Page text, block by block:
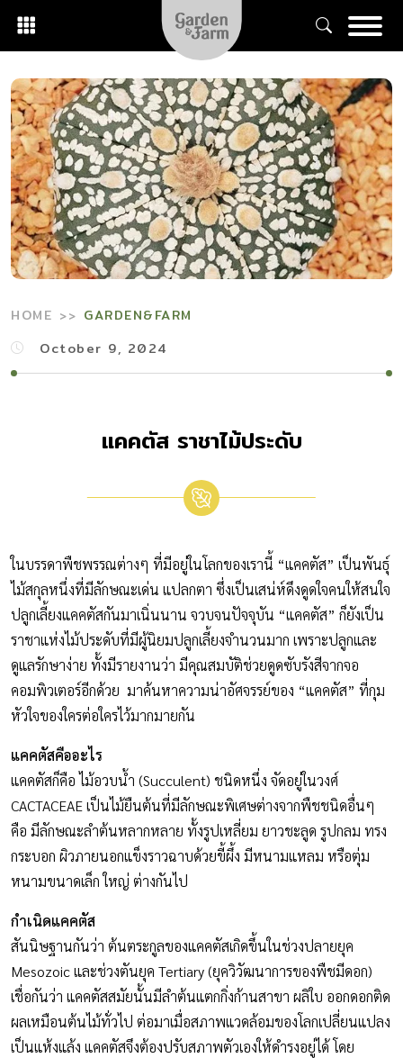
content
HOME
GARDEN&FARM
October 9, 2024
แคคตัส ราชาไม้ประดับ
ในบรรดาพืชพรรณต่างๆ ที่มีอยู่ในโลกของเรานี้ “แคคตัส” เป็นพันธุ์
ไม้สกุลหนึ่งที่มีลักษณะเด่น แปลกตา ซึ่งเป็นเสน่ห์ดึงดูดใจคนให้สนใจ
ปลูกเลี้ยงแคคตัสกันมาเนิ่นนาน จวบจนปัจจุบัน “แคคตัส” ก็ยังเป็น
ราชาแห่งไม้ประดับที่มีผู้นิยมปลูกเลี้ยงจำนวนมาก เพราะปลูกและ
ดูแลรักษาง่าย ทั้งมีรายงานว่า มีคุณสมบัติช่วยดูดซับรังสีจากจอ
คอมพิวเตอร์อีกด้วย มาค้นหาความน่าอัศจรรย์ของ “แคคตัส” ที่กุม
หัวใจของใครต่อใครไว้มากมายกัน
แคคตัสคืออะไร
แคคตัสก็คือ ไม้อวบน้ำ (Succulent) ชนิดหนึ่ง จัดอยู่ในวงศ์
CACTACEAE เป็นไม้ยืนต้นที่มีลักษณะพิเศษต่างจากพืชชนิดอื่นๆ
คือ มีลักษณะลำต้นหลากหลาย ทั้งรูปเหลี่ยม ยาวชะลูด รูปกลม ทรง
กระบอก ผิวภายนอกแข็งราวฉาบด้วยขี้ผึ้ง มีหนามแหลม หรือตุ่ม
หนามขนาดเล็ก ใหญ่ ต่างกันไป
กำเนิดแคคตัส
สันนิษฐานกันว่า ต้นตระกูลของแคคตัสเกิดขึ้นในช่วงปลายยุค
Mesozoic และช่วงตันยุค Tertiary (ยุควิวัฒนาการของพืชมีดอก)
เชื่อกันว่า แคคตัสสมัยนั้นมีลำต้นแตกกิ่งก้านสาขา ผลิใบ ออกดอกติด
ผลเหมือนต้นไม้ทั่วไป ต่อมาเมื่อสภาพแวดล้อมของโลกเปลี่ยนแปลง
เป็นแห้งแล้ง แคคตัสจึงต้องปรับสภาพตัวเองให้ดำรงอยู่ได้ โดย